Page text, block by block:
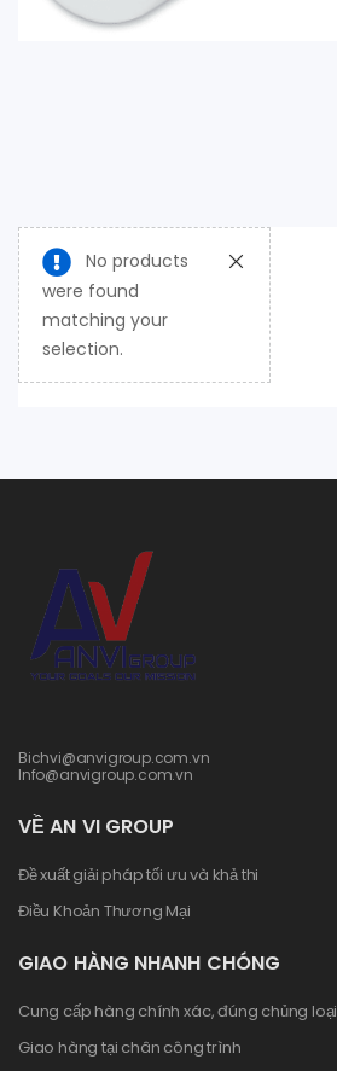
No products
were found
matching your
selection.
Bichvi@anvigroup.com.vn
Info@anvigroup.com.vn
VỀ AN VI GROUP
Đề xuất giải pháp tối ưu và khả thi
Điều Khoản Thương Mại
GIAO HÀNG NHANH CHÓNG
Cung cấp hàng chính xác, đúng chủng loại
Giao hàng tại chân công trình